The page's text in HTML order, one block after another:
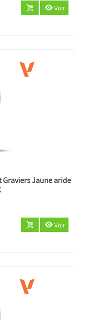
Voir
Graviers Jaune aride
Voir